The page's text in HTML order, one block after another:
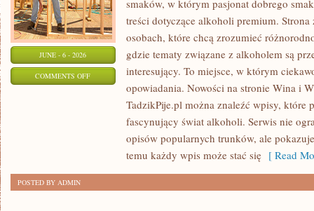
JUNE - 6 - 2026
COMMENTS OFFON
SZAMPANY
smaków, w którym pasjonat dobrego
treści dotyczące alkoholi premium. Strona
osobach, które chcą zrozumieć
gdzie tematy związane z alkoholem są
interesujący. To miejsce, w którym
opowiadania. Nowości na stronie Wina i
TadzikPije.pl można znaleźć wpisy, które
fascynujący świat alkoholi. Serwis nie
opisów popularnych trunków, ale
temu każdy wpis może stać się [ Read
POSTED BY ADMIN